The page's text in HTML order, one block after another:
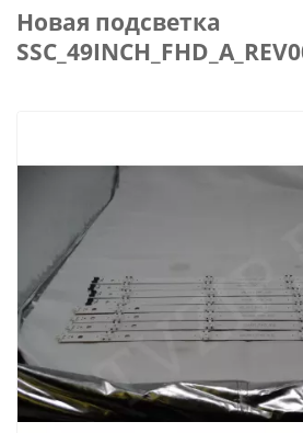
Новая подсветка